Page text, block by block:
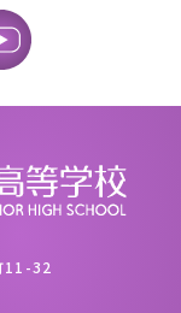
11-32